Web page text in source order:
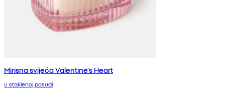
Mirisna svijeća Valentine's Heart
u staklenoj posudi